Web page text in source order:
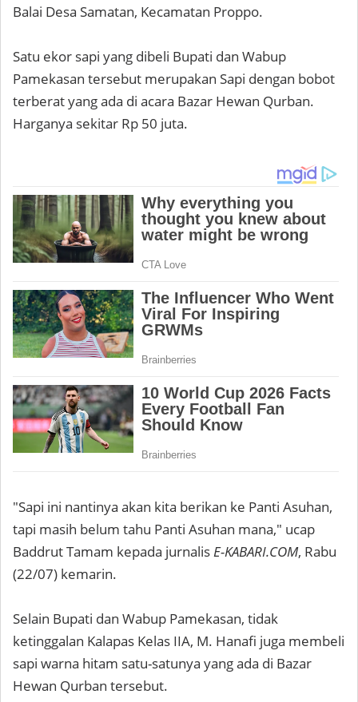
Balai Desa Samatan, Kecamatan Proppo.
Satu ekor sapi yang dibeli Bupati dan Wabup
Pamekasan tersebut merupakan Sapi dengan bobot
terberat yang ada di acara Bazar Hewan Qurban.
Harganya sekitar Rp 50 juta.
"Sapi ini nantinya akan kita berikan ke Panti Asuhan,
tapi masih belum tahu Panti Asuhan mana," ucap
Baddrut Tamam kepada jurnalisE-KABARI.COM, Rabu
(22/07) kemarin.
Selain Bupati dan Wabup Pamekasan, tidak
ketinggalan Kalapas Kelas IIA, M. Hanafi juga membeli
sapi warna hitam satu-satunya yang ada di Bazar
Hewan Qurban tersebut.